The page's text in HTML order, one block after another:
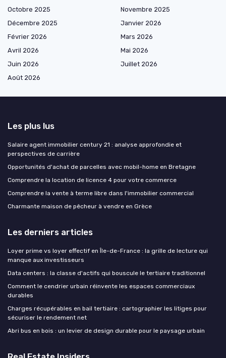
Octobre 2025
Novembre 2025
Décembre 2025
Janvier 2026
Février 2026
Mars 2026
Avril 2026
Mai 2026
Juin 2026
Juillet 2026
Août 2026
Les plus lus
Salaire agent immobilier century 21 : analyse approfondie et
perspectives de carrière
Opportunités d'achat de parcelles avec mobil-home en Bretagne
Comprendre la location de licence 4 pour votre commerce
Comprendre la vente à terme libre dans l'immobilier commercial
Charmante maison de pêcheur à vendre en Grèce
Les derniers articles
Loyer prime vs loyer effectif en Île-de-France : la grille de lecture qui
manque aux investisseurs
Data centers : la classe d'actifs qui bouscule le tertiaire traditionnel
Comment le cendrier urbain réinvente les espaces commerciaux
durables
Charges récupérables en bail tertiaire : cartographier les litiges pour
sécuriser le rendement net
Abri bus en bois : un levier de design durable pour le paysage urbain